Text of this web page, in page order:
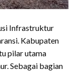
Infrastruktur
Kabupaten
pilar utama
Sebagai bagian